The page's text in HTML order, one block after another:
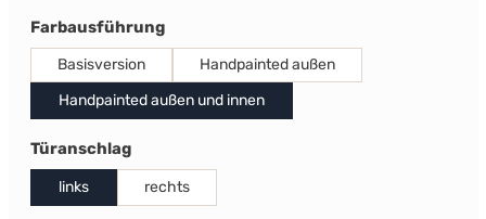
Farbausführungauswählen
Basisversion
Handpainted außen
Handpainted außen und innen
Türanschlagauswählen
links rechts